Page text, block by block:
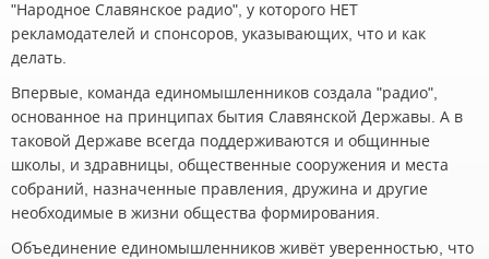
"Народное Славянское радио", у которого НЕТ
рекламодателей и спонсоров, указывающих, что и как
делать.
Впервые, команда единомышленников создала "радио",
основанное на принципах бытия Славянской Державы. А в
таковой Державе всегда поддерживаются и общинные
школы, и здравницы, общественные сооружения и места
собраний, назначенные правления, дружина и другие
необходимые в жизни общества формирования.
Объединение единомышленников живёт уверенностью, что